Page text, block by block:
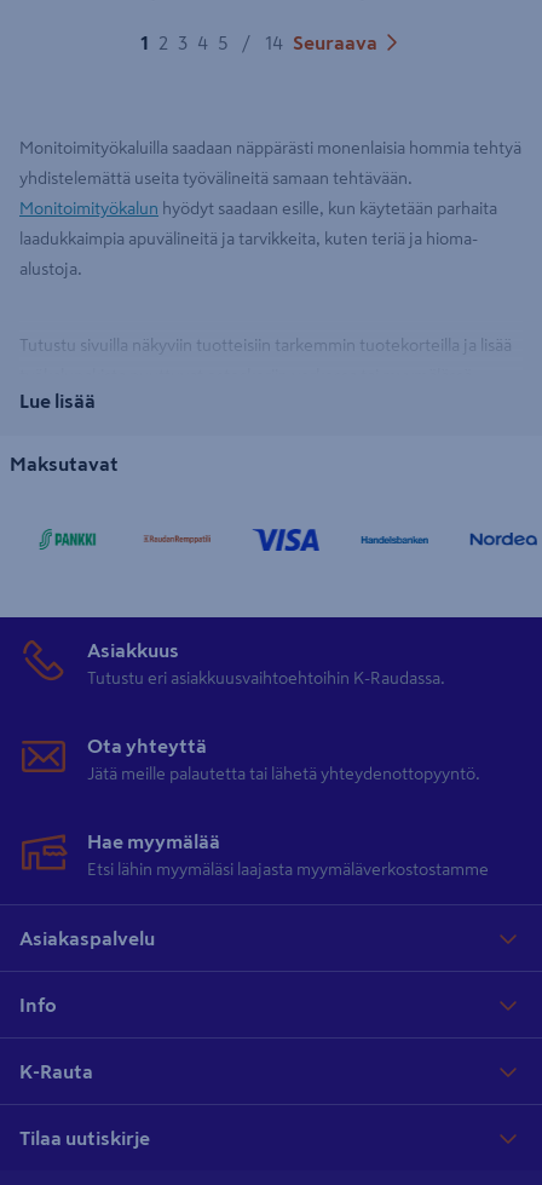
1 2 3 4 5 / 14 Seuraava
Monitoimityökaluilla saadaan näppärästi monenlaisia hommia tehtyä
yhdistelemättä useita työvälineitä samaan tehtävään.
Monitoimityökalun hyödyt saadaan esille, kun käytetään parhaita
laadukkaimpia apuvälineitä ja tarvikkeita, kuten teriä ja hioma-
alustoja.
Tutustu sivuilla näkyviin tuotteisiin tarkemmin tuotekorteilla ja lisää
Meiltä saat monitoimikoneisiin mm. huippulaatuiset
työtunteihin.
Lue lisää
Maksutavat
Asiakkuus
Tutustu eri asiakkuusvaihtoehtoihin K-Raudassa.
Ota yhteyttä
Jätä meille palautetta tai lähetä yhteydenottopyyntö.
Hae myymälää
Etsi lähin myymäläsi laajasta myymäläverkostostamme
Asiakaspalvelu
Info
K-Rauta
Tilaa uutiskirje